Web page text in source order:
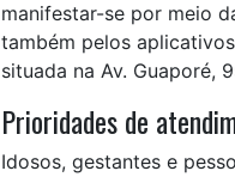
manifestar-se por meio
também pelos
situada na Av. Guaporé,
Prioridades de
Idosos, gestantes e